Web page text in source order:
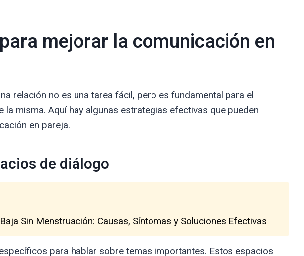
mejorar la comunicación en
relación no es una tarea fácil, pero es fundamental para el
la misma. Aquí hay algunas estrategias efectivas que pueden
en pareja.
de diálogo
Sin Menstruación: Causas, Síntomas y Soluciones Efectivas
para hablar sobre temas importantes. Estos espacios